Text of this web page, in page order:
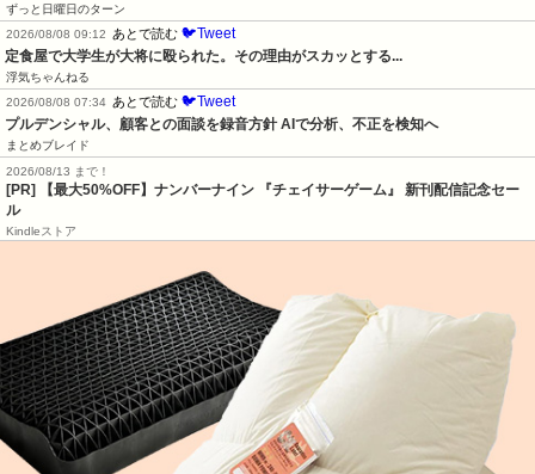
ずっと日曜日のターン
2026/08/08 09:12
あとで読む 🐦Tweet
定食屋で大学生が大将に殴られた。その理由がスカッとする...
浮気ちゃんねる
2026/08/08 07:34 あとで読む 🐦Tweet
プルデンシャル、顧客との面談を録音方針 AIで分析、不正を検知へ
まとめブレイド
2026/08/13 まで！
[PR] 【最大50%OFF】ナンバーナイン 『チェイサーゲーム』 新刊配信記念セー
ル
Kindleストア